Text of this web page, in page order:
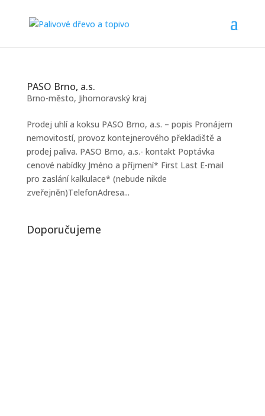
PASO Brno, a.s.
Brno-město, Jihomoravský kraj
Prodej uhlí a koksu PASO Brno, a.s. – popis Pronájem
nemovitostí, provoz kontejnerového překladiště a
prodej paliva. PASO Brno, a.s.- kontakt Poptávka
cenové nabídky Jméno a příjmení* First Last E-mail
pro zaslání kalkulace* (nebude nikde
zveřejněn)TelefonAdresa...
Doporučujeme